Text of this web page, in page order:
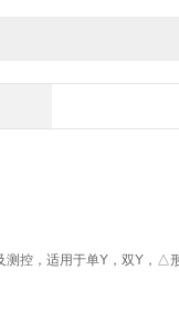
控，适用于单Y，双Y，△